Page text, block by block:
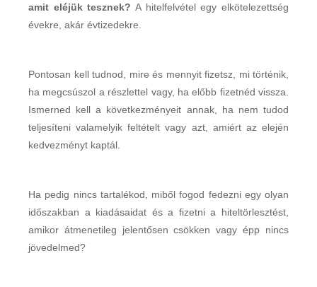
amit eléjük tesznek? A hitelfelvétel egy elkötelezettség
évekre, akár évtizedekre.
Pontosan kell tudnod, mire és mennyit fizetsz, mi történik,
ha megcsúszol a részlettel vagy, ha előbb fizetnéd vissza.
Ismerned kell a következményeit annak, ha nem tudod
teljesíteni valamelyik feltételt vagy azt, amiért az elején
kedvezményt kaptál.
Ha pedig nincs tartalékod, miből fogod fedezni egy olyan
időszakban a kiadásaidat és a fizetni a hiteltörlesztést,
amikor átmenetileg jelentősen csökken vagy épp nincs
jövedelmed?